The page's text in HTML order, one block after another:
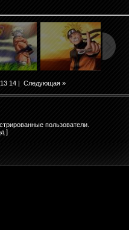
13 14| Следующая »
пользователи.
]